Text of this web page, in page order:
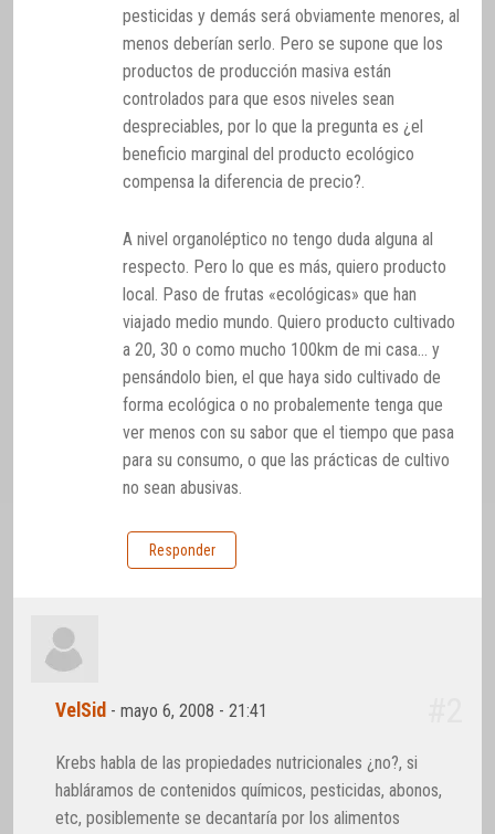
pesticidas y demás será obviamente menores, al
menos deberían serlo. Pero se supone que los
productos de producción masiva están
controlados para que esos niveles sean
despreciables, por lo que la pregunta es ¿el
beneficio marginal del producto ecológico
compensa la diferencia de precio?.
A nivel organoléptico no tengo duda alguna al
respecto. Pero lo que es más, quiero producto
local. Paso de frutas «ecológicas» que han
viajado medio mundo. Quiero producto cultivado
a 20, 30 o como mucho 100km de mi casa… y
pensándolo bien, el que haya sido cultivado de
forma ecológica o no probalemente tenga que
ver menos con su sabor que el tiempo que pasa
para su consumo, o que las prácticas de cultivo
no sean abusivas.
Responder
VelSid -mayo 6, 2008 - 21:41
Krebs habla de las propiedades nutricionales ¿no?, si
habláramos de contenidos químicos, pesticidas, abonos,
etc, posiblemente se decantaría por los alimentos